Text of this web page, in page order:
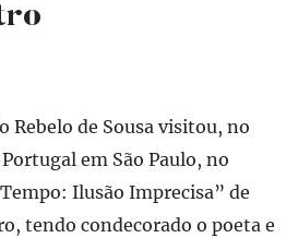
Rebelo de Sousa visitou, no
em São Paulo, no
Ilusão Imprecisa” de
tendo condecorado o poeta e